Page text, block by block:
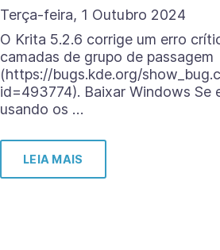
Terça-feira, 1 Outubro 2024
O Krita 5.2.6 corrige um erro
camadas de grupo de passagem
(https://bugs.kde.org/
id=493774). Baixar Windows Se
usando os …
LEIA MAIS